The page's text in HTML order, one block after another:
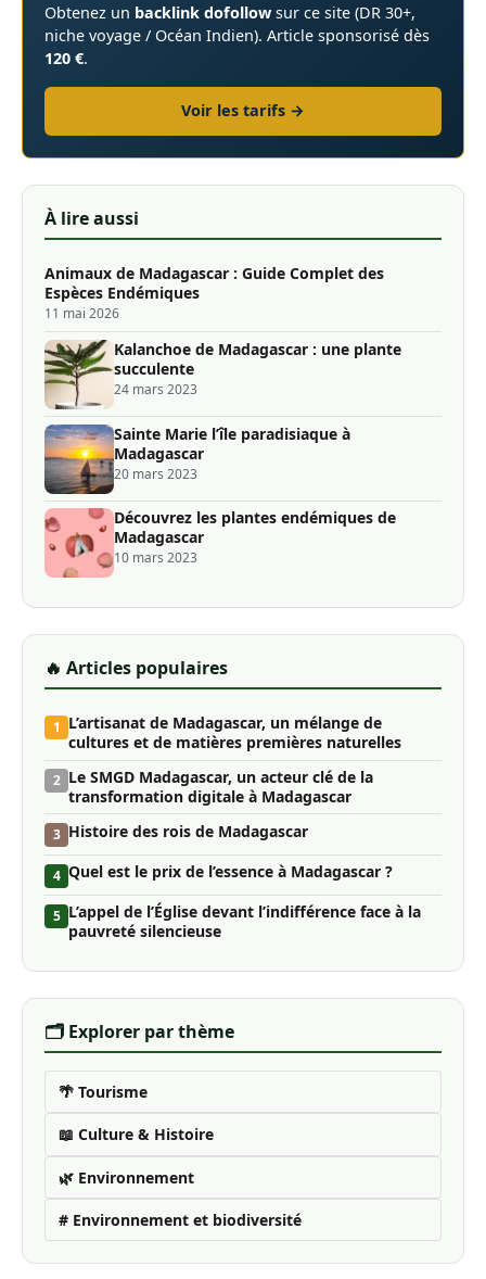
Obtenez un backlink dofollow sur ce site (DR 30+,
niche voyage / Océan Indien). Article sponsorisé dès
120 €.
Voir les tarifs →
À lire aussi
Animaux de Madagascar : Guide Complet des
Espèces Endémiques
11 mai 2026
Kalanchoe de Madagascar : une plante
succulente
24 mars 2023
Sainte Marie l’île paradisiaque à
Madagascar
20 mars 2023
Découvrez les plantes endémiques de
Madagascar
10 mars 2023
🔥 Articles populaires
1 L’artisanat de Madagascar, un mélange de
cultures et de matières premières naturelles
2 Le SMGD Madagascar, un acteur clé de la
transformation digitale à Madagascar
3 Histoire des rois de Madagascar
4 Quel est le prix de l’essence à Madagascar ?
5 L’appel de l’Église devant l’indifférence face à la
pauvreté silencieuse
🗂️ Explorer par thème
🌴 Tourisme
📖 Culture & Histoire
🌿 Environnement
# Environnement et biodiversité